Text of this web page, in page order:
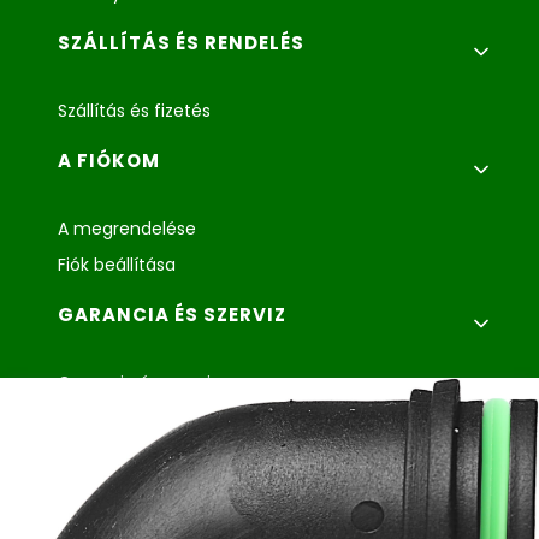
SZÁLLÍTÁS ÉS RENDELÉS
Szállítás és fizetés
A FIÓKOM
A megrendelése
Fiók beállítása
GARANCIA ÉS SZERVIZ
Garancia és szerviz
Reklamáció és az áru visszaküldése
Agroplast Marcin
Łopąg